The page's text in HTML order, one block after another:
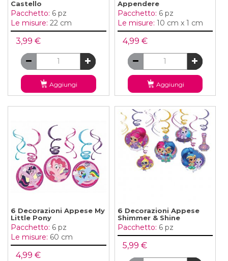
Castello
Pacchetto: 6 pz
Le misure: 22 cm
3,99 €
Aggiungi
Appendere
Pacchetto: 6 pz
Le misure: 10 cm x 1 cm
4,99 €
Aggiungi
6 Decorazioni Appese My
Little Pony
Pacchetto: 6 pz
Le misure: 60 cm
4,99 €
6 Decorazioni Appese
Shimmer & Shine
Pacchetto: 6 pz
5,99 €